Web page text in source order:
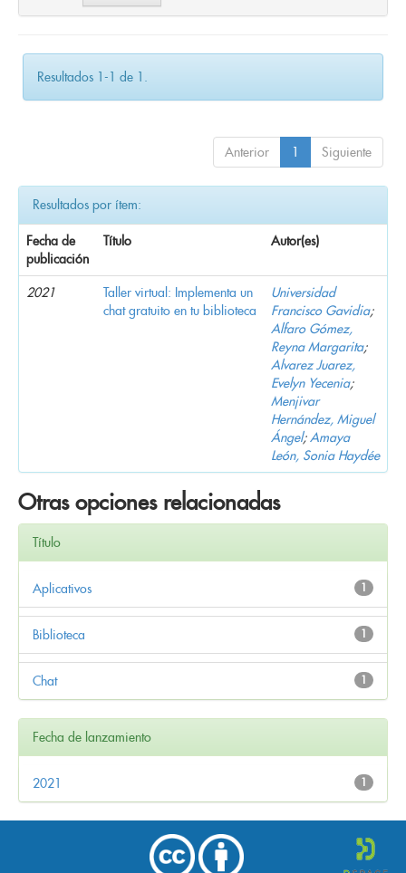
Resultados 1-1 de 1.
Anterior 1 Siguiente
Resultados por ítem:
Fecha de
publicación
Título Autor(es)
2021
Taller virtual: Implementa un
chat gratuito en tu biblioteca
Universidad
Francisco Gavidia;
Alfaro Gómez,
Reyna Margarita;
Alvarez Juarez,
Evelyn Yecenia;
Menjivar
Hernández, Miguel
Ángel; Amaya
León, Sonia Haydée
Otras opciones relacionadas
Título
1
Aplicativos
1
Biblioteca
1
Chat
Fecha de lanzamiento
1
2021